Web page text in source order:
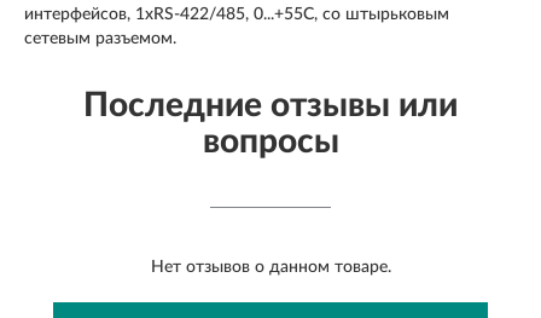
интерфейсов, 1xRS-422/485, 0...+55C, со штырьковым
сетевым разъемом.
Последние отзывы или
вопросы
Нет отзывов о данном товаре.